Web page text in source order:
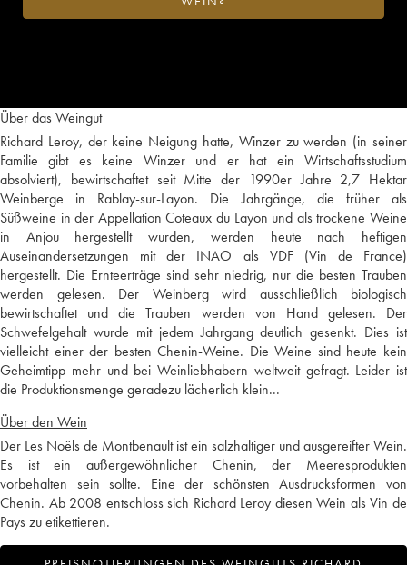
Über das Weingut
Richard Leroy, der keine Neigung hatte, Winzer zu werden (in seiner
Familie gibt es keine Winzer und er hat ein Wirtschaftsstudium
absolviert), bewirtschaftet seit Mitte der 1990er Jahre 2,7 Hektar
Weinberge in Rablay-sur-Layon. Die Jahrgänge, die früher als
Süßweine in der Appellation Coteaux du Layon und als trockene Weine
in Anjou hergestellt wurden, werden heute nach heftigen
Auseinandersetzungen mit der INAO als VDF (Vin de France)
hergestellt. Die Ernteerträge sind sehr niedrig, nur die besten Trauben
werden gelesen. Der Weinberg wird ausschließlich biologisch
bewirtschaftet und die Trauben werden von Hand gelesen. Der
Schwefelgehalt wurde mit jedem Jahrgang deutlich gesenkt. Dies ist
vielleicht einer der besten Chenin-Weine. Die Weine sind heute kein
Geheimtipp mehr und bei Weinliebhabern weltweit gefragt. Leider ist
die Produktionsmenge geradezu lächerlich klein...
Über den Wein
Der Les Noëls de Montbenault ist ein salzhaltiger und ausgereifter Wein.
Es ist ein außergewöhnlicher Chenin, der Meeresprodukten
vorbehalten sein sollte. Eine der schönsten Ausdrucksformen von
Chenin. Ab 2008 entschloss sich Richard Leroy diesen Wein als Vin de
Pays zu etikettieren.